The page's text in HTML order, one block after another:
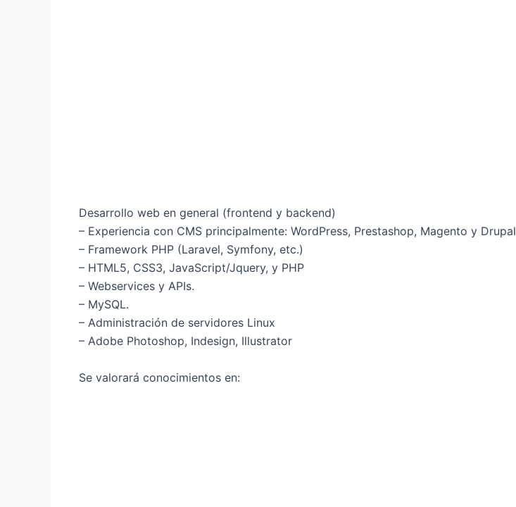
Desarrollo web en general (frontend y backend)
– Experiencia con CMS principalmente: WordPress, Prestashop, Magento y Drupal
– Framework PHP (Laravel, Symfony, etc.)
– HTML5, CSS3, JavaScript/Jquery, y PHP
– Webservices y APIs.
– MySQL.
– Administración de servidores Linux
– Adobe Photoshop, Indesign, Illustrator
Se valorará conocimientos en: